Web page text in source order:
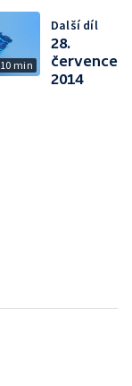
10 min
Další díl
28.
července
2014